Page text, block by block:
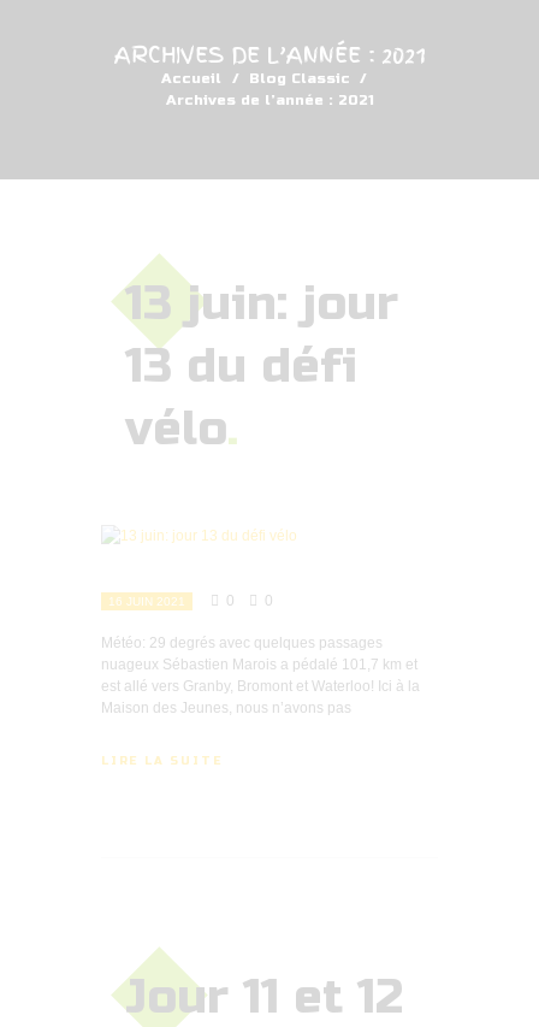
ARCHIVES DE L’ANNÉE : 2021
Accueil
Blog Classic
Archives de l’année : 2021
13 juin: jour
13 du défi
vélo
16 JUIN 2021 0 0
Météo: 29 degrés avec quelques passages
nuageux Sébastien Marois a pédalé 101,7 km et
est allé vers Granby, Bromont et Waterloo! Ici à la
Maison des Jeunes, nous n’avons pas
LIRE LA SUITE
Jour 11 et 12